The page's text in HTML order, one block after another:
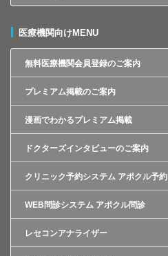
医療機関向けMENU
無料医療機関会員登録のご案内
プレミアム掲載のご案内
漫画でわかるプレミアム掲載
ドクターズインタビューのご案内
クリニック予約システム アポクル予約
WEB問診システム アポクル問診
レセコンアナライザー